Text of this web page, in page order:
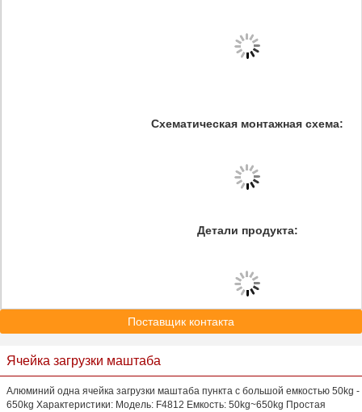
Схематическая монтажная схема:
Детали продукта:
Поставщик контакта
Ячейка загрузки маштаба
Алюминий одна ячейка загрузки маштаба пункта с большой емкостью 50kg -
650kg Характеристики: Модель: F4812 Емкость: 50kg~650kg Простая